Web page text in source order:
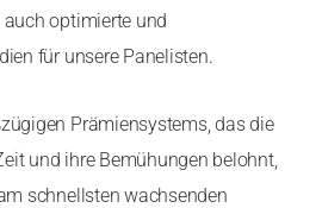
optimierte und
für unsere Panelisten.
Prämiensystems, das die
und ihre Bemühungen belohnt,
schnellsten wachsenden